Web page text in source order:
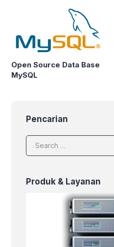
Open Source Data Base
MySQL
Pencarian
Produk & Layanan